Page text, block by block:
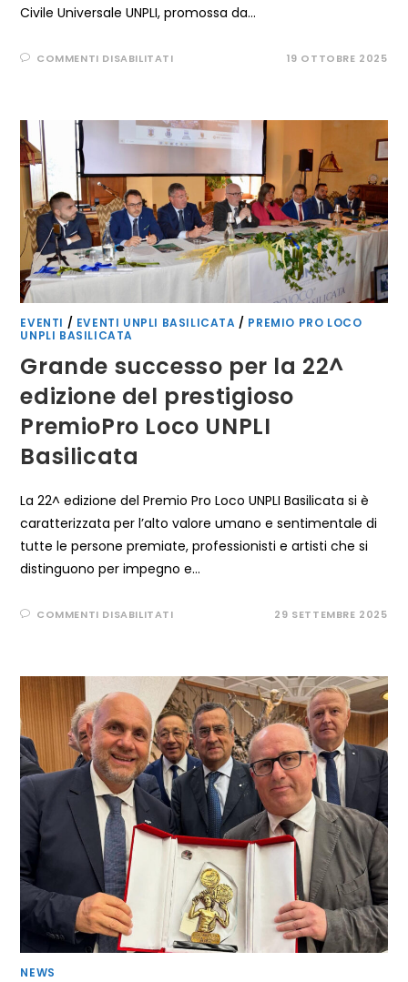
Civile Universale UNPLI, promossa da…
COMMENTI DISABILITATISU
COMUNICAZIONE
EFFICACE:
GIORNATA
DI
PER
I
VOLONTARI
DEL
SERVIZIO
CIVILE
UNIVERSALE
UNPLI
BASILICATA
19 OTTOBRE 2025
EVENTI / EVENTI UNPLI BASILICATA / PREMIO PRO LOCO
UNPLI BASILICATA
Grande successo per la 22^
edizione del prestigioso
PremioPro Loco UNPLI
Basilicata
La 22^ edizione del Premio Pro Loco UNPLI Basilicata si è
caratterizzata per l’alto valore umano e sentimentale di
tutte le persone premiate, professionisti e artisti che si
distinguono per impegno e…
COMMENTI DISABILITATISU
EDIZIONE
DEL
PRESTIGIOSO
PREMIOPRO
LOCO UNPLI
BASILICATA
29 SETTEMBRE 2025
NEWS